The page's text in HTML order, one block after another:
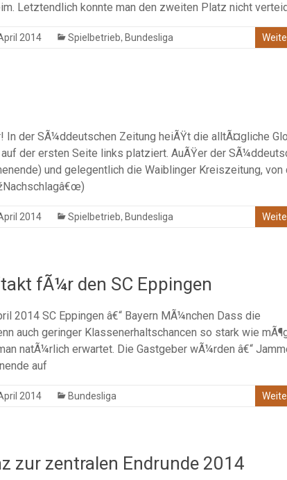
Letztendlich konnte man den zweiten Platz nicht
2014 Spielbetrieb, Bundesliga
In der SÃ¼ddeutschen Zeitung heiÃŸt die alltÃ¤gliche
der ersten Seite links platziert. AuÃŸer der
und gelegentlich die Waiblinger Kreiszeitung, von
2014 Spielbetrieb, Bundesliga
fÃ¼r den SC Eppingen
2014 SC Eppingen â€“ Bayern MÃ¼nchen Dass die
auch geringer Klassenerhaltschancen so stark wie
natÃ¼rlich erwartet. Die Gastgeber wÃ¼rden â€“
auf
2014 Bundesliga
zur zentralen Endrunde 2014